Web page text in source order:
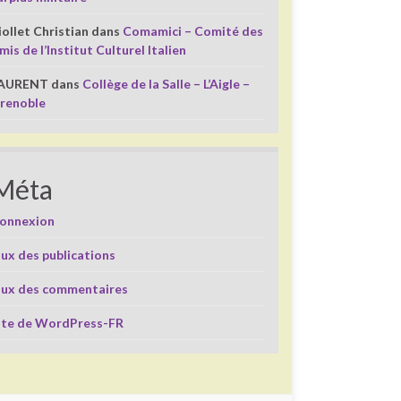
Christian dans Comamici – Comité des
de l’Institut Culturel Italien
dans Collège de la Salle – L’Aigle –
des publications
des commentaires
de WordPress-FR